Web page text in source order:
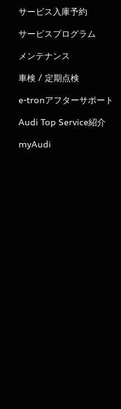
サービス入庫予約
サービスプログラム
メンテナンス
車検 / 定期点検
e-tronアフターサポート
Audi Top Service紹介
myAudi